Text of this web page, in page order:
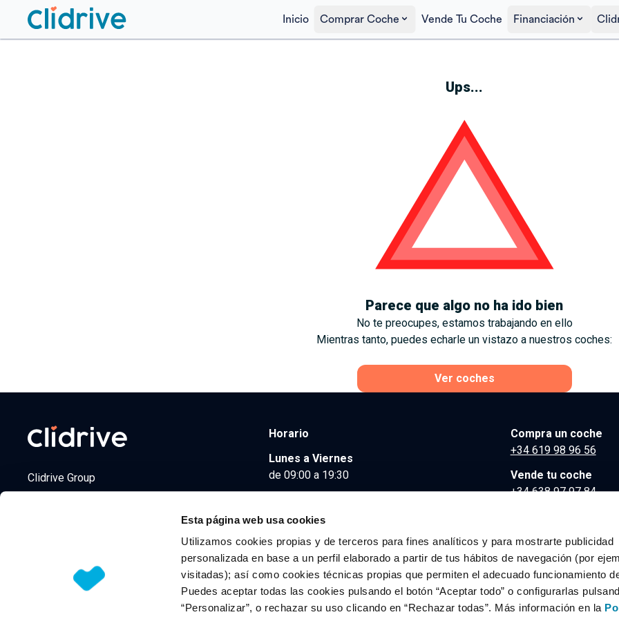
Esta página web usa cookies
Utilizamos cookies propias y de terceros para fines analíticos y para mostrarte publicidad
personalizada en base a un perfil elaborado a partir de tus hábitos de navegación (por
visitadas); así como cookies técnicas propias que permiten el adecuado funcionamiento
Puedes aceptar todas las cookies pulsando el botón “Aceptar todo” o configurarlas
“Personalizar”, o rechazar su uso clicando en “Rechazar todas”. Más información en la
Inicio Comprar Coche Vende Tu Coche Financiación
Ups...
Parece que algo no ha ido bien
No te preocupes, estamos trabajando en ello
Mientras tanto, puedes echarle un vistazo a nuestros coches:
Ver coches
Clidrive Group
Horario
Lunes a Viernes
de 09:00 a 19:30
Compra un coche
+34 619 98 96 56
Vende tu coche
+34 638 97 97 84
© 2026 CLIDRIVE CAPITAL, SOCIEDAD LIMITADA. Todos los derechos reservados.